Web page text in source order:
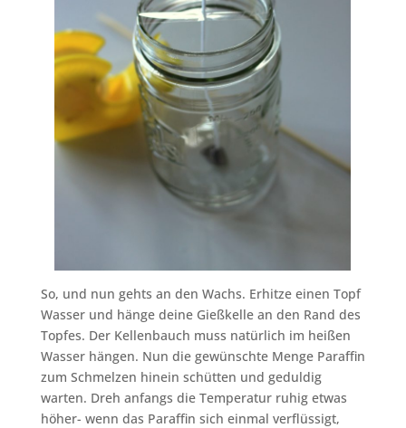
So, und nun gehts an den Wachs. Erhitze einen Topf
Wasser und hänge deine Gießkelle an den Rand des
Topfes. Der Kellenbauch muss natürlich im heißen
Wasser hängen. Nun die gewünschte Menge Paraffin
zum Schmelzen hinein schütten und geduldig
warten. Dreh anfangs die Temperatur ruhig etwas
höher- wenn das Paraffin sich einmal verflüssigt,